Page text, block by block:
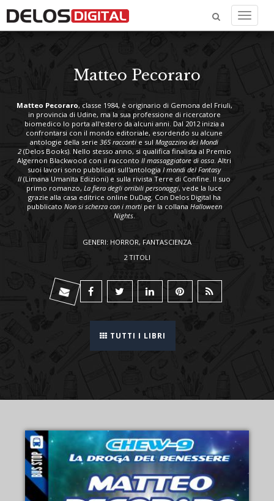
Menu
Matteo Pecoraro
Matteo Pecoraro, classe 1984, è originario di Gemona del Friuli,
in provincia di Udine, ma la sua professione di ricercatore
biomedico lo porta all'estero da alcuni anni. Dal 2012 inizia a
confrontarsi con il mondo editoriale, esordendo su alcune
antologie della serie 365 racconti e sul Magazzino dei Mondi
2(Delos Books). Nello stesso anno, si qualifica finalista al Premio
Algernon Blackwood con il racconto Il massaggiatore di ossa. Altri
suoi lavori sono pubblicati sull'antologia I mondi del Fantasy
II (Limana Umanìta Edizioni) e sulla rivista Terre di Confine. Il suo
primo romanzo, La fiera degli orribili personaggi, vede la luce
grazie alla casa editrice online DuDag. Con Delos Digital ha
pubblicato Non si scherza con i mortiper la collana Halloween
Nights.
GENERI: HORROR, FANTASCIENZA
2 TITOLI
TUTTI I LIBRI